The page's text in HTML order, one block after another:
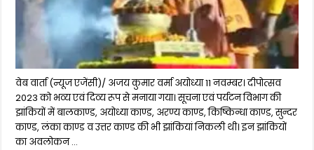
वेब वार्ता (न्यूज एजेंसी)/ अजय कुमार वर्मा अयोध्या 11 नवम्बर। दीपोत्सव
2023 को भव्य एवं दिव्य रूप से मनाया गया। सूचना एवं पर्यटन विभाग की
झांकियों में बालकाण्ड, अयोध्या काण्ड, अरण्य काण्ड, किष्किन्धा काण्ड, सुन्दर
काण्ड, लंका काण्ड व उत्तर काण्ड की भी झांकियां निकली थी। इन झांकियों
का अवलोकन …